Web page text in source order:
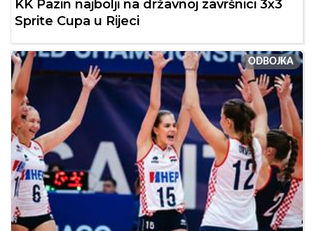
KK Pazin najbolji na državnoj završnici 3x3
Sprite Cupa u Rijeci
ODBOJKA